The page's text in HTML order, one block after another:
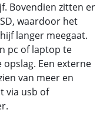
Bovendien zitten er
waardoor het
langer meegaat.
pc of laptop te
Een externe
van meer en
via usb of